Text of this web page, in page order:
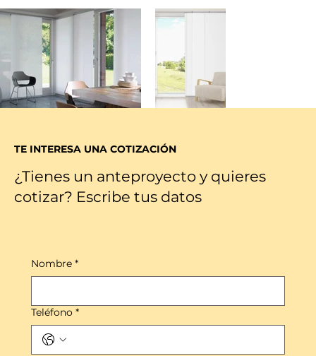
¿Tienes un anteproyecto y quieres
cotizar? Escribe tus datos
TE INTERESA UNA COTIZACIÓN
Nombre *
Teléfono *